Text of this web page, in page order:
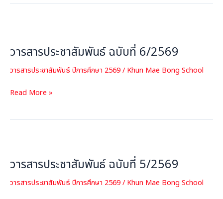
วารสารประชาสัมพันธ์ ฉบับที่ 6/2569
วารสารประชาสัมพันธ์ ปีการศึกษา 2569/Khun Mae Bong School
ฉบับ
6/2569
Read More »
วารสารประชาสัมพันธ์ ฉบับที่ 5/2569
วารสารประชาสัมพันธ์ ปีการศึกษา 2569/Khun Mae Bong School
ฉบับ
5/2569